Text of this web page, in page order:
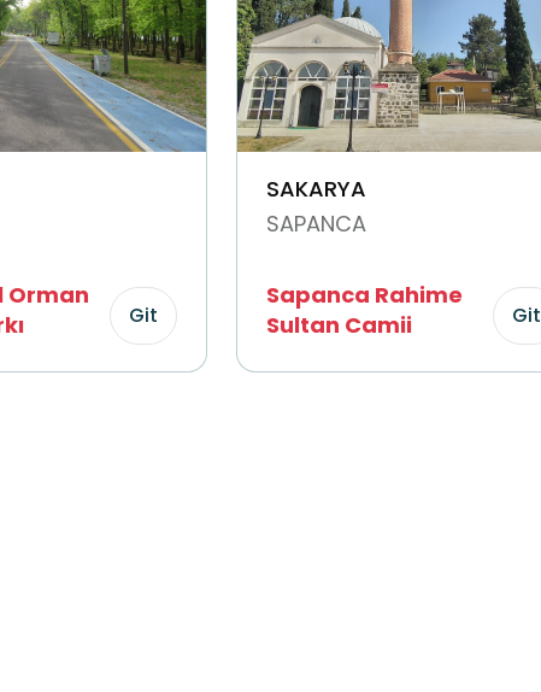
Orman
Git
SAKARYA
SAPANCA
Sapanca Rahime
Sultan Camii
Git